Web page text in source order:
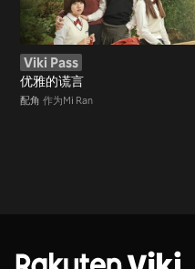
Viki Pass
优雅的谎言
配角 作为Mi Ran